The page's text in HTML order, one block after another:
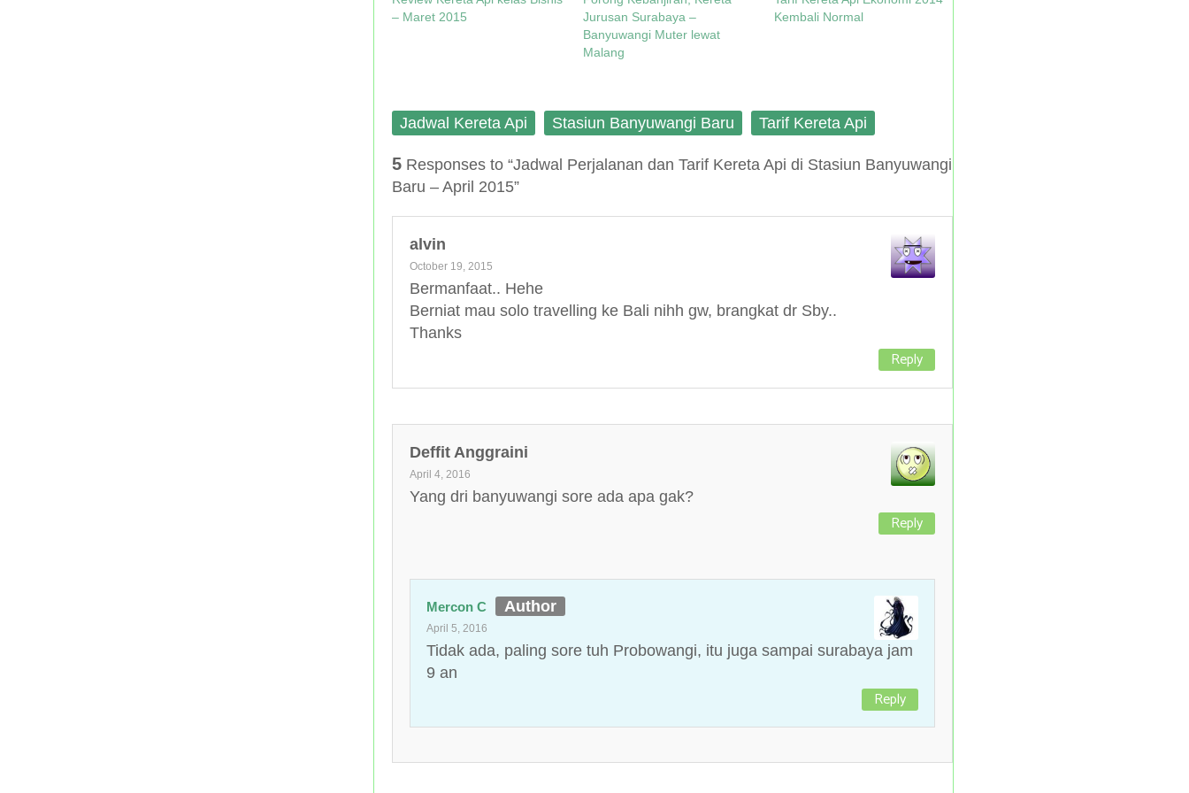
w
i
w
w
– Maret 2015
Jurusan Surabaya –
Banyuwangi Muter lewat
Malang
Kembali Normal
Jadwal Kereta Api Stasiun Banyuwangi Baru Tarif Kereta Api
5 Responses to “Jadwal Perjalanan dan Tarif Kereta Api di Stasiun Banyuwangi
Baru – April 2015”
alvin
October 19, 2015
Bermanfaat.. Hehe
Berniat mau solo travelling ke Bali nihh gw, brangkat dr Sby..
Thanks
Reply
Deffit Anggraini
April 4, 2016
Yang dri banyuwangi sore ada apa gak?
Reply
Mercon C
April 5, 2016
Tidak ada, paling sore tuh Probowangi, itu juga sampai surabaya jam
9 an
Reply